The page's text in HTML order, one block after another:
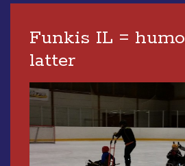
Funkis IL =
latter